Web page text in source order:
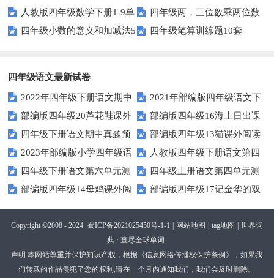
（师版）
（学生版）
人教版四年级数学下册1-9单
元试题(含期中及3套期末)
四年级两，三位数乘两位数
22页
四年级小数的意义和加减法5
四年级笔算训练题10套
四年级语文最新试卷
2022年四年级下册语文期中
素养评价卷（含答案）
2021年部编版四年级语文下
册句子专项练习题及答案
部编版四年级20芦花鞋课外
阅读练习题及答案
部编版四年级16海上日出课
外阅读练习题及答案
四年级下册语文期中真题预
测卷（6)（人教部编版，含答
案）
部编版四年级13猫课外阅读
练习题及答案
2023年部编版小学四年级语
文下学期第五单元测试卷
人教版四年级下册语文第四
单元测试卷及答案
四年级下册语文第六单元测
试题及答案
四年级上册语文第四单元测
试卷.1
部编版四年级14母鸡课外阅
读练习题及答案
部编版四年级17记金华的双
龙洞课外阅读练习题及答案
Copyright ©2008 - 2024 蜀ICP备2021025450号-1-1 | 网站地图 | tag地图 | 世界词
典 · 查尽全球单词
声明:本网站尊重并保护知识产权，根据《信息网络传播权保护条例》，如果我
们转载的作品侵犯了您的权利,请在一个月内通知我们，我们会及时删除。